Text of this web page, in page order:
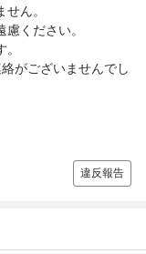
ん。
ください。
がございませんでし
違反報告